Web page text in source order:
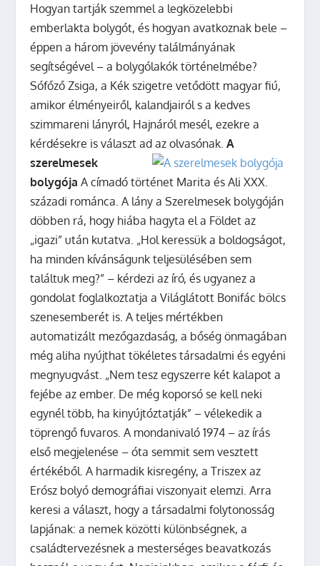
Hogyan tartják szemmel a legközelebbi
emberlakta bolygót, és hogyan avatkoznak bele –
éppen a három jövevény találmányának
segítségével – a bolygólakók történelmébe?
Sófőző Zsiga, a Kék szigetre vetődött magyar fiú,
amikor élményeiről, kalandjairól s a kedves
szimmareni lányról, Hajnáról mesél, ezekre a
kérdésekre is választ ad az olvasónak.A
szerelmesek
bolygója A címadó történet Marita és Ali XXX.
századi románca. A lány a Szerelmesek bolygóján
döbben rá, hogy hiába hagyta el a Földet az
„igazi” után kutatva. „Hol keressük a boldogságot,
ha minden kívánságunk teljesülésében sem
találtuk meg?” – kérdezi az író, és ugyanez a
gondolat foglalkoztatja a Világlátott Bonifác bölcs
szenesemberét is. A teljes mértékben
automatizált mezőgazdaság, a bőség önmagában
még aliha nyújthat tökéletes társadalmi és egyéni
megnyugvást. „Nem tesz egyszerre két kalapot a
fejébe az ember. De még koporsó se kell neki
egynél több, ha kinyújtóztatják” – vélekedik a
töprengő fuvaros. A mondanivaló 1974 – az írás
első megjelenése – óta semmit sem vesztett
értékéből. A harmadik kisregény, a Triszex az
Erósz bolyó demográfiai viszonyait elemzi. Arra
keresi a választ, hogy a társadalmi folytonosság
lapjának: a nemek közötti különbségnek, a
családtervezésnek a mesterséges beavatkozás